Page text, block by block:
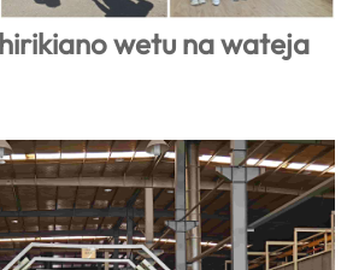
wetu na wateja